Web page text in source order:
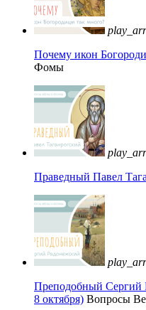
Почему икон
Фомы
Праведный Павел
Преподобный Сергий
8 октября) Вопросы